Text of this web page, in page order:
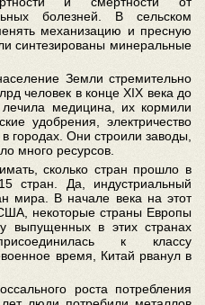
болезней. В сельском
механизацию и пресную
синтезированы минеральные
Земли стремительно
человек в конце XIX века до
медицина, их кормили
удобрения, электричество
городах. Они строили заводы,
много ресурсов.
сколько стран прошло в
стран. Да, индустриальный
мира. В начале века на этот
некоторые страны Европы
выпущенных в этих странах
к классу
время, Китай рванул в
роста потребления